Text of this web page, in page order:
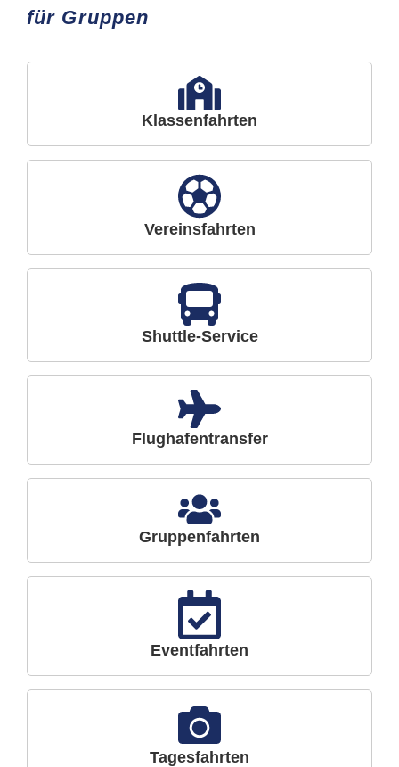
für Gruppen
Klassenfahrten
Vereinsfahrten
Shuttle-Service
Flughafentransfer
Gruppenfahrten
Eventfahrten
Tagesfahrten